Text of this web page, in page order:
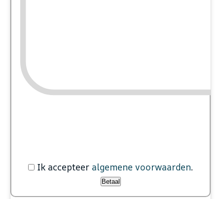
Ik accepteer algemene voorwaarden.
Betaal